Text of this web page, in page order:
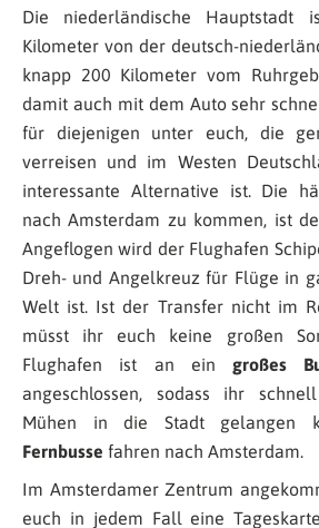
Die niederländische Hauptstadt
Kilometer von der deutsch-
knapp 200 Kilometer vom
damit auch mit dem Auto sehr
für diejenigen unter euch, die
verreisen und im Westen
interessante Alternative ist. Die
nach Amsterdam zu kommen, ist
Angeflogen wird der Flughafen
Dreh- und Angelkreuz für Flüge in
Welt ist. Ist der Transfer nicht im
müsst ihr euch keine großen
Flughafen ist an eingroßes
angeschlossen, sodass ihr
Mühen in die Stadt gelangen
Fernbusse fahren nach Amsterdam.
Im Amsterdamer Zentrum
euch in jedem Fall eine